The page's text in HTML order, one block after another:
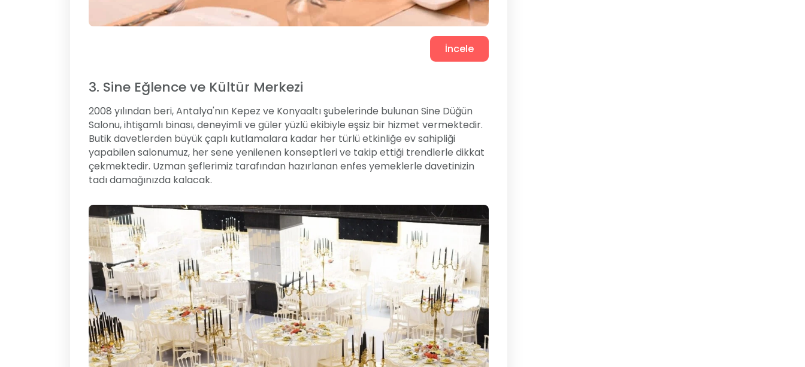
İncele
3. Sine Eğlence ve Kültür Merkezi
2008 yılından beri, Antalya'nın Kepez ve Konyaaltı şubelerinde bulunan Sine Düğün
Salonu, ihtişamlı binası, deneyimli ve güler yüzlü ekibiyle eşsiz bir hizmet vermektedir.
Butik davetlerden büyük çaplı kutlamalara kadar her türlü etkinliğe ev sahipliği
yapabilen salonumuz, her sene yenilenen konseptleri ve takip ettiği trendlerle dikkat
çekmektedir. Uzman şeflerimiz tarafından hazırlanan enfes yemeklerle davetinizin
tadı damağınızda kalacak.